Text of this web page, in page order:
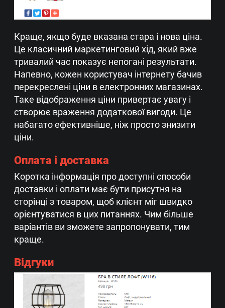
Краще, якщо буде вказана стара і нова ціна.
Це класичний маркетинговий хід, який вже
тривалий час показує непогані результати.
Напевно, кожен користувач інтернету бачив
перекреслені ціни в електронних магазинах.
Таке відображення ціни привертає увагу і
створює враження додаткової вигоди. Це
набагато ефективніше, ніж просто знизити
ціни.
Оплата і доставка
Коротка інформація про доступні способи
доставки і оплати має бути присутня на
сторінці з товаром, щоб клієнт міг швидко
орієнтуватися в цих питаннях. Чим більше
варіантів ви зможете запропонувати, тим
краще.
Відгуки